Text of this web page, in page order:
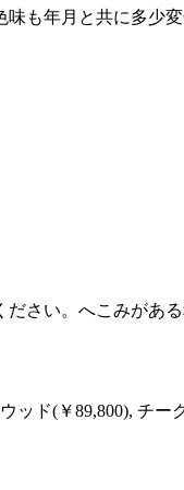
も年月と共に多少
さい。へこみがある
ド(￥89,800), チー